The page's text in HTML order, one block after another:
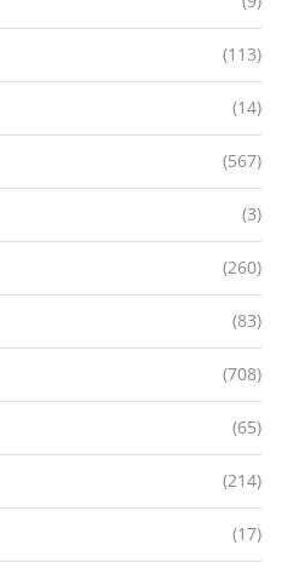
(113)
(14)
(567)
(3)
(260)
(83)
(708)
(65)
(214)
(17)